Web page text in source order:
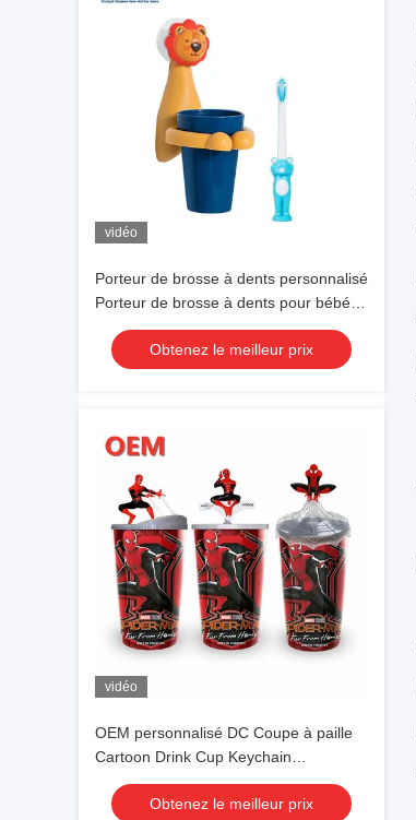
vidéo
Porteur de brosse à dents personnalisé
Porteur de brosse à dents pour bébé
monté sur le mur Coupe de brosse à
dents OEM Coupe à dents de dessin
animé
Obtenez le meilleur prix
vidéo
OEM personnalisé DC Coupe à paille
Cartoon Drink Cup Keychain
Accessoires personnalisé
Obtenez le meilleur prix